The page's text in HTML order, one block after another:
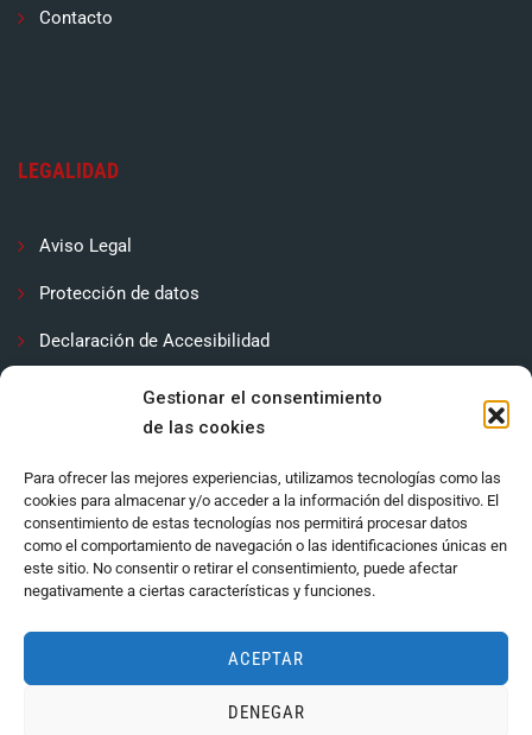
Gestionar el consentimiento
de las cookies
Para ofrecer las mejores experiencias, utilizamos tecnologías como las
cookies para almacenar y/o acceder a la información del dispositivo. El
consentimiento de estas tecnologías nos permitirá procesar datos
como el comportamiento de navegación o las identificaciones únicas en
este sitio. No consentir o retirar el consentimiento, puede afectar
negativamente a ciertas características y funciones.
ACEPTAR
DENEGAR
Contacto
LEGALIDAD
Aviso Legal
Protección de datos
Declaración de Accesibilidad
Política de cookies (UE)